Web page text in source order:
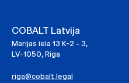
COBALT Latvija
Marijas iela 13 K-2 - 3,
LV-1050, Riga
riga@cobalt.legal